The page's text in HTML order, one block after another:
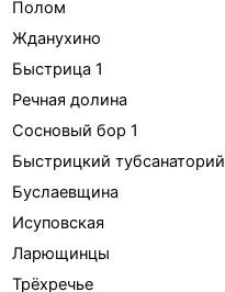
Полом
Жданухино
Быстрица 1
Речная долина
Сосновый бор 1
Быстрицкий тубсанаторий
Буслаевщина
Исуповская
Ларющинцы
Трёхречье